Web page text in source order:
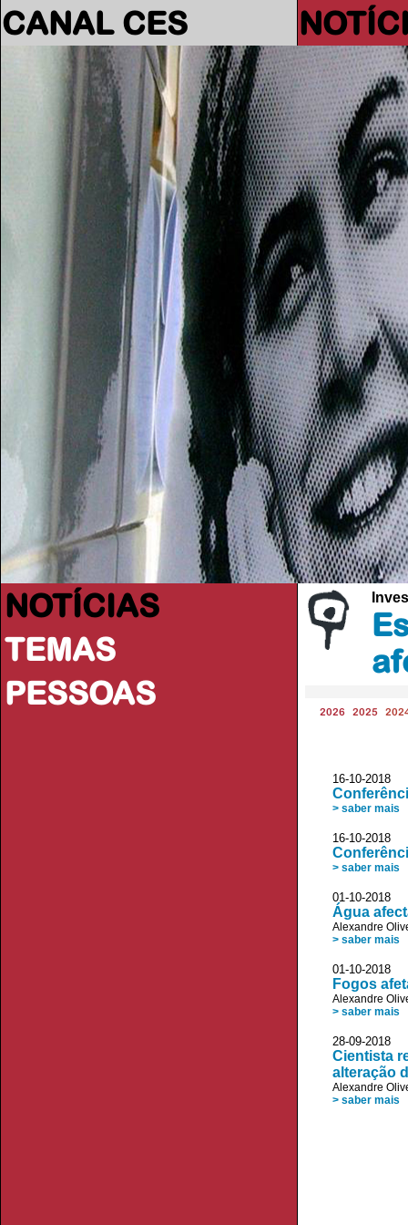
CANAL CES
NOTÍCIAS
TEMAS
PESSOAS
2026 2025
16-10-2018
> saber mais
16-10-2018
> saber mais
01-10-2018
Água
Alexandre
> saber mais
01-10-2018
Fogos
Alexandre
> saber mais
28-09-
Cientista
alteração
Alexandre
> saber mais